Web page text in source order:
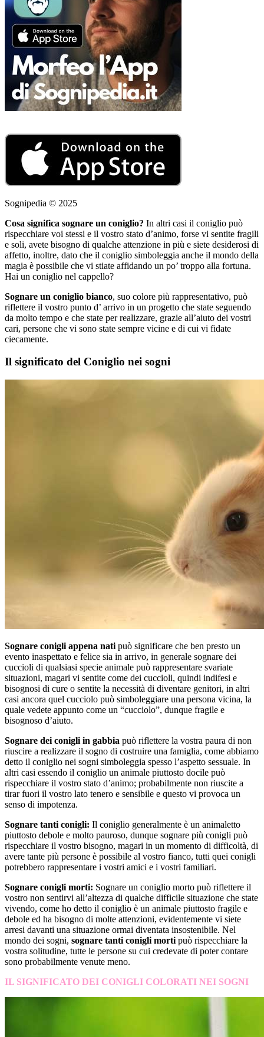
Sognipedia © 2025
Cosa significa sognare un coniglio? In altri casi il coniglio può
rispecchiare voi stessi e il vostro stato d’animo, forse vi sentite fragili
e soli, avete bisogno di qualche attenzione in più e siete desiderosi di
affetto, inoltre, dato che il coniglio simboleggia anche il mondo della
magia è possibile che vi stiate affidando un po’ troppo alla fortuna.
Hai un coniglio nel cappello?
Sognare un coniglio bianco, suo colore più rappresentativo, può
riflettere il vostro punto d’ arrivo in un progetto che state seguendo
da molto tempo e che state per realizzare, grazie all’aiuto dei vostri
cari, persone che vi sono state sempre vicine e di cui vi fidate
ciecamente.
Il significato del Coniglio nei sogni
Sognare conigli appena nati può significare che ben presto un
evento inaspettato e felice sia in arrivo, in generale sognare dei
cuccioli di qualsiasi specie animale può rappresentare svariate
situazioni, magari vi sentite come dei cuccioli, quindi indifesi e
bisognosi di cure o sentite la necessità di diventare genitori, in altri
casi ancora quel cucciolo può simboleggiare una persona vicina, la
quale vedete appunto come un “cucciolo”, dunque fragile e
bisognoso d’aiuto.
Sognare dei conigli in gabbia può riflettere la vostra paura di non
riuscire a realizzare il sogno di costruire una famiglia, come abbiamo
detto il coniglio nei sogni simboleggia spesso l’aspetto sessuale. In
altri casi essendo il coniglio un animale piuttosto docile può
rispecchiare il vostro stato d’animo; probabilmente non riuscite a
tirar fuori il vostro lato tenero e sensibile e questo vi provoca un
senso di impotenza.
Sognare tanti conigli: Il coniglio generalmente è un animaletto
piuttosto debole e molto pauroso, dunque sognare più conigli può
rispecchiare il vostro bisogno, magari in un momento di difficoltà, di
avere tante più persone è possibile al vostro fianco, tutti quei conigli
potrebbero rappresentare i vostri amici e i vostri familiari.
Sognare conigli morti: Sognare un coniglio morto può riflettere il
vostro non sentirvi all’altezza di qualche difficile situazione che state
vivendo, come ho detto il coniglio è un animale piuttosto fragile e
debole ed ha bisogno di molte attenzioni, evidentemente vi siete
arresi davanti una situazione ormai diventata insostenibile. Nel
mondo dei sogni, sognare tanti conigli morti può rispecchiare la
vostra solitudine, tutte le persone su cui credevate di poter contare
sono probabilmente venute meno.
IL SIGNIFICATO DEI CONIGLI COLORATI NEI SOGNI